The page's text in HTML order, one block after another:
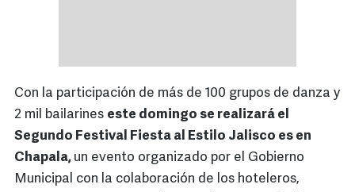
Con la participación de más de 100 grupos de danza y
2 mil bailarines este domingo se realizará el
Segundo Festival Fiesta al Estilo Jalisco es en
Chapala, un evento organizado por el Gobierno
Municipal con la colaboración de los hoteleros,